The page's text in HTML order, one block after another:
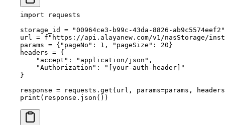
import requests
storage_id = "00964ce3-b99c-43da-8826-ab9c5574eef2"
url = f "https://api.alayanew.com/v1/nasStorage/
params = { "pageNo" : 1 , "pageSize" : 20 }
headers = {
    "accept"
: "application/json" ,
    "Authorization"
:
"[your-auth-header]"
}
response = requests.get(url, params=params,
headers
print (response.json())